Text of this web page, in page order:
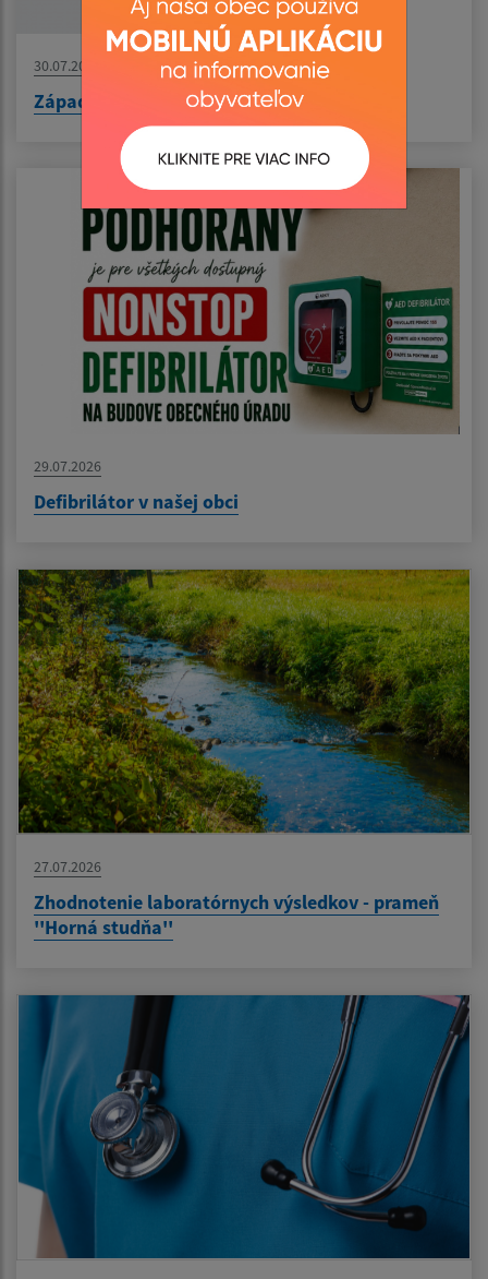
30.07.2026
Západoslovenská vodárenská oznamuje
29.07.2026
Defibrilátor v našej obci
27.07.2026
Zhodnotenie laboratórnych výsledkov - prameň
''Horná studňa''